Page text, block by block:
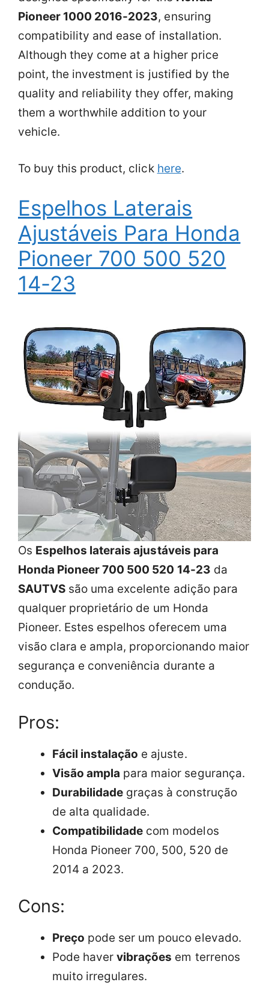
Pioneer 1000 2016-2023, ensuring
compatibility and ease of installation.
Although they come at a higher price
point, the investment is justified by the
quality and reliability they offer, making
them a worthwhile addition to your
vehicle.
To buy this product, click here.
Espelhos Laterais
Ajustáveis Para Honda
Pioneer 700 500 520
14-23
Os Espelhos laterais ajustáveis para
Honda Pioneer 700 500 520 14-23 da
SAUTVS são uma excelente adição para
qualquer proprietário de um Honda
Pioneer. Estes espelhos oferecem uma
visão clara e ampla, proporcionando maior
segurança e conveniência durante a
condução.
Pros:
Fácil instalação e ajuste.
Visão ampla para maior segurança.
Durabilidade graças à construção
de alta qualidade.
Compatibilidade com modelos
Honda Pioneer 700, 500, 520 de
2014 a 2023.
Cons:
Preço pode ser um pouco elevado.
Pode havervibrações em terrenos
muito irregulares.